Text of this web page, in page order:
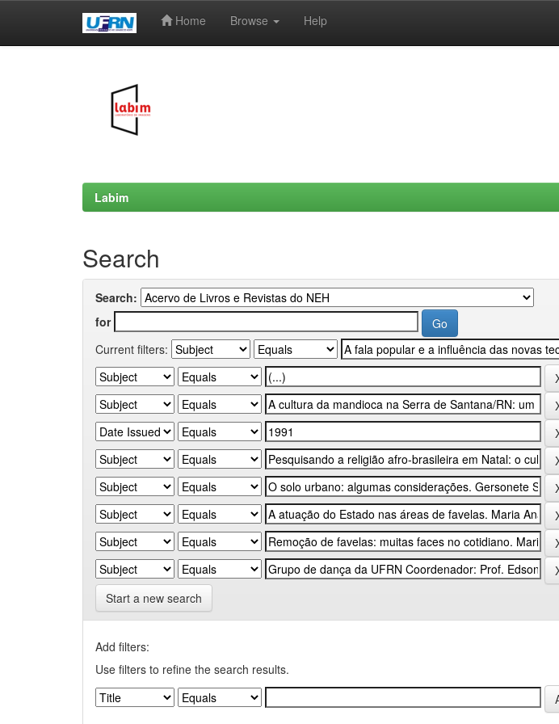
Home Browse Help
Labim
Search
Search:
for
Current filters:
Start a new search
Add filters:
Use filters to refine the search results.